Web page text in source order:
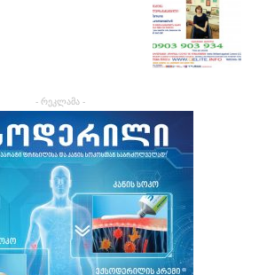
- რეკლამა -